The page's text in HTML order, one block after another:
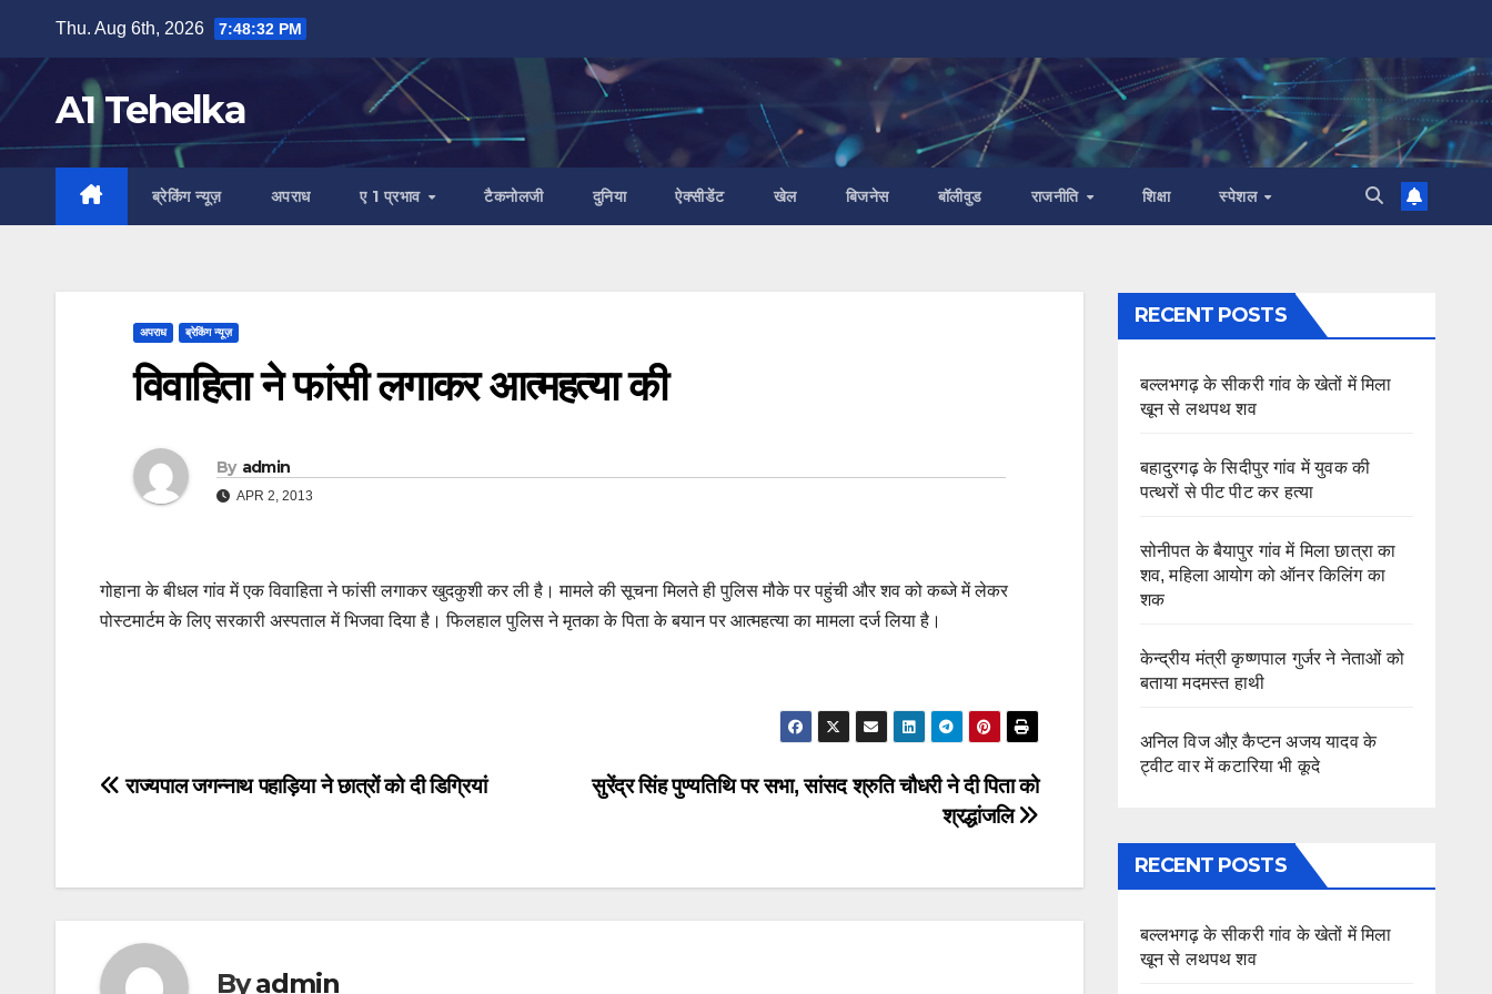
content
Thu. Aug 6th, 2026 7:48:33 PM
A1 Tehelka
ब्रेकिंग न्यूज़ अपराध ए 1 प्रभाव टैकनोलजी दुनिया ऐक्सीडेंट खेल बिजनेस बॉलीवुड राजनीति शिक्षा स्पेशल
अपराध ब्रेकिंग न्यूज़
विवाहिता ने फांसी लगाकर आत्महत्या की
By admin
APR 2, 2013
गोहाना के बीधल गांव में एक विवाहिता ने फांसी लगाकर खुदकुशी कर ली है। मामले की सूचना मिलते ही पुलिस मौके पर पहुंची और शव को कब्जे में लेकर
पोस्टमार्टम के लिए सरकारी अस्पताल में भिजवा दिया है। फिलहाल पुलिस ने मृतका के पिता के बयान पर आत्महत्या का मामला दर्ज लिया है।
Post
सुरेंद्र सिंह पुण्यतिथि पर सभा, सांसद श्रुति चौधरी ने दी पिता को
श्रद्धांजलि
राज्यपाल जगन्नाथ पहाड़िया ने छात्रों को दी डिग्रियां
Byadmin
RECENT POSTS
बल्लभगढ़ के सीकरी गांव के खेतों में मिला
खून से लथपथ शव
बहादुरगढ़ के सिदीपुर गांव में युवक की
पत्थरों से पीट पीट कर हत्या
सोनीपत के बैयापुर गांव में मिला छात्रा का
शव, महिला आयोग को ऑनर किलिंग का
शक
केन्द्रीय मंत्री कृष्णपाल गुर्जर ने नेताओं को
बताया मदमस्त हाथी
अनिल विज औऱ कैप्टन अजय यादव के
ट्वीट वार में कटारिया भी कूदे
RECENT POSTS
बल्लभगढ़ के सीकरी गांव के खेतों में मिला
खून से लथपथ शव